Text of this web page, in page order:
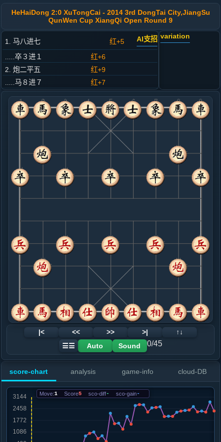
HeHaiDong 2:0 XuTongCai - 2014 3rd DongTai City,JiangSu
QunWen Cup XiangQi Open Round 9
1. 马八进七 红+5 AI支招
.....卒３进１
红+6
2. 炮二平五
红+9
.....马８进７
红+7
3. 马二进三
红+7
.....车９平８
红+6
4. 车一平二
红+4
.....砲８进４
红+4
5. 兵三进一
红+6
.....马２进３
6. 马三进四
红+0
.....砲８进１
红+42
车１进１
7. 炮八进四
红+50
8. 车二进九
红+1011
.....马７退８
红+1087
9. 马四进五
红+703
车九进二
.....马３进４
10. 车九进二
红+524
马五进七
.....卒３进１
红+2190
士６进５
红+1577
马五进七
.....砲２平５
红+1607
士６进５
12. 车九平七
红+1256
炮五进五
红+2003
士６进５
13. 车七平六
红+1548
炮八平五
红+2704
兵七进一
.....车１进１
红+2689
15. 仕六进五
兵七进一
.....马６退５
红+2511
马８进７
16. 炮五进四
红+2536
variation
|< << >> >|
↑↓
☰☰
Auto Sound 0/45
score-chart analysis game-info cloud-DB
Move:1 Score5 sco-diff- sco-gain-